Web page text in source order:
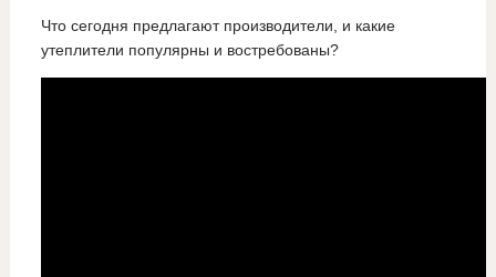
Что сегодня предлагают производители, и какие
утеплители популярны и востребованы?